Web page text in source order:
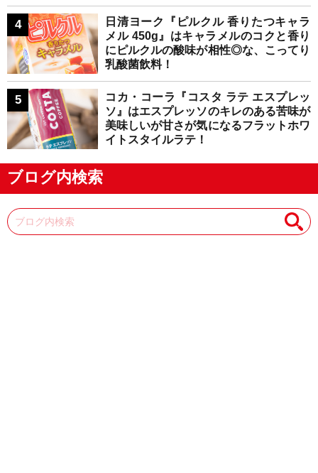
日清ヨーク『ピルクル 香りたつキャラ
メル 450g』はキャラメルのコクと香り
にピルクルの酸味が相性◎な、こってり
乳酸菌飲料！
コカ・コーラ『コスタ ラテ エスプレッ
ソ』はエスプレッソのキレのある苦味が
美味しいが甘さが気になるフラットホワ
イトスタイルラテ！
ブログ内検索